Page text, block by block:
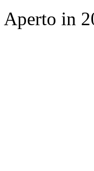
Aperto in